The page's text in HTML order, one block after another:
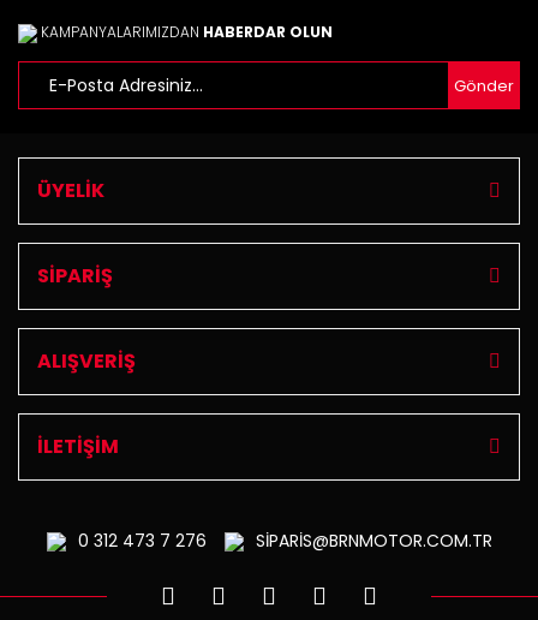
KAMPANYALARIMIZDAN HABERDAR OLUN
Gönder
ÜYELİK
SİPARİŞ
ALIŞVERİŞ
İLETİŞİM
0 312473 7 276 SİPARİS@BRNMOTOR.COM.TR